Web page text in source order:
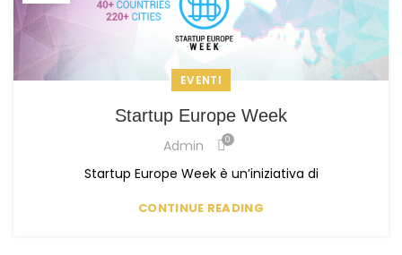
EVENTI
Startup Europe Week
Admin 0
Startup Europe Week è un’iniziativa di
CONTINUE READING